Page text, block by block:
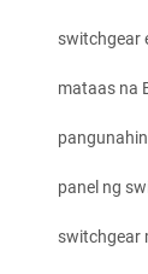
switchgear
mataas na
panel ng
switchgear